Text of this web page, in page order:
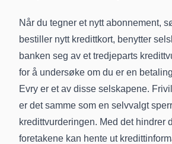
Når du tegner et nytt abonnement,
bestiller nytt kredittkort, benytter
banken seg av et tredjeparts
for å undersøke om du er en
Evry er et av disse selskapene.
er det samme som en selvvalgt
kredittvurderingen. Med det hindrer
foretakene kan hente ut